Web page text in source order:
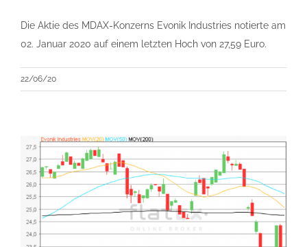
Die Aktie des MDAX-Konzerns Evonik Industries notierte am
02. Januar 2020 auf einem letzten Hoch von 27,59 Euro.
22/06/20